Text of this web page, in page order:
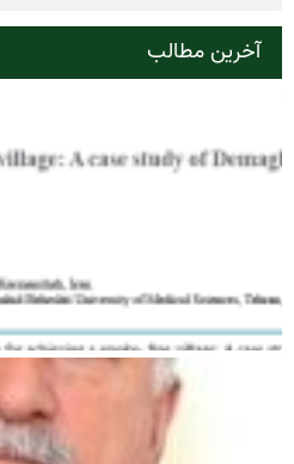
آخرین مطالب